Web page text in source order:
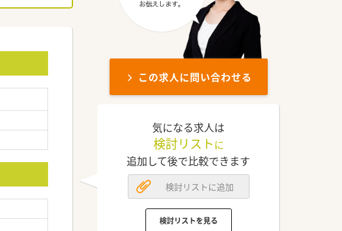
この求人に問い合わせる
気になる求人は
検討リスト に
追加して後で比較できます
検討リストに追加
検討リストを見る